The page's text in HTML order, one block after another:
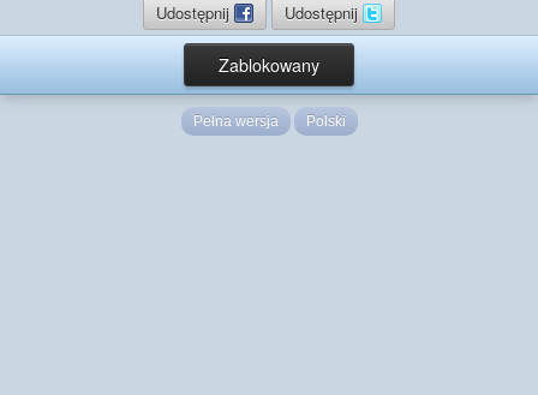
Udostępnij Udostępnij
Zablokowany
Pełna wersja Polski